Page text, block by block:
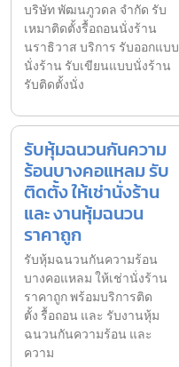
บริษัท พัฒนภูวดล จำกัด รับ
เหมาติดตั้งรื้อถอนนั่งร้าน
นราธิวาส บริการ รับออกแบบ
นั่งร้าน รับเขียนแบบนั่งร้าน
รับติดตั้งนั่ง
รับหุ้มฉนวนกันความ
ร้อนบางคอแหลม รับ
ติดตั้ง ให้เช่านั่งร้าน
และ งานหุ้มฉนวน
ราคาถูก
รับหุ้มฉนวนกันความร้อน
บางคอแหลม ให้เช่านั่งร้าน
ราคาถูก พร้อมบริการติด
ตั้ง รื้อถอน และ รับงานหุ้ม
ฉนวนกันความร้อน และ
ความ